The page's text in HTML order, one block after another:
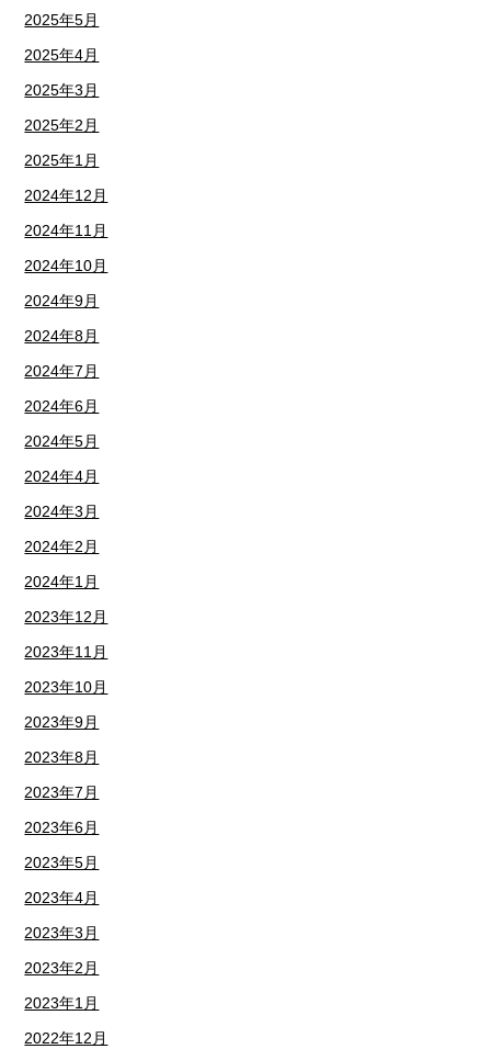
2025年5月
2025年4月
2025年3月
2025年2月
2025年1月
2024年12月
2024年11月
2024年10月
2024年9月
2024年8月
2024年7月
2024年6月
2024年5月
2024年4月
2024年3月
2024年2月
2024年1月
2023年12月
2023年11月
2023年10月
2023年9月
2023年8月
2023年7月
2023年6月
2023年5月
2023年4月
2023年3月
2023年2月
2023年1月
2022年12月